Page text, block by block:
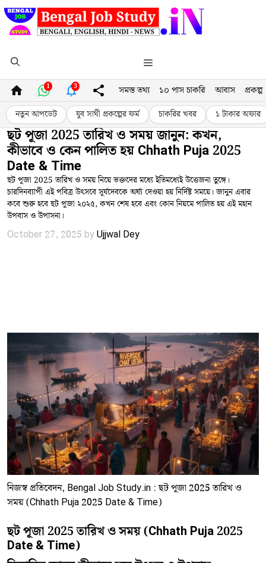
Skip
to
content
Menu
1 3 সমস্ত তথ্য ১০ পাস চাকরি আবাস প্রকল্প
নতুন আপডেট যুব সাথী প্রকল্পের ফর্ম চাকরির খবর ১ টাকার অফার
ছট পূজা 2025 তারিখ ও সময় জানুন: কখন,
কীভাবে ও কেন পালিত হয় Chhath Puja 2025
Date & Time
ছট পূজা 2025 তারিখ ও সময় নিয়ে ভক্তদের মধ্যে ইতিমধ্যেই উত্তেজনা তুঙ্গে।
চারদিনব্যাপী এই পবিত্র উৎসবে সূর্যদেবকে অর্ঘ্য দেওয়া হয় নির্দিষ্ট সময়ে। জানুন এবার
কবে শুরু হবে ছট পূজা ২০২৫, কখন শেষ হবে এবং কোন নিয়মে পালিত হয় এই মহান
উপবাস ও উপাসনা।
October 27, 2025 byUjjwal Dey
নিজস্ব প্রতিবেদন, Bengal Job Study.in : ছট পূজা 2025 তারিখ ও
সময় (Chhath Puja 2025 Date & Time)
ছট পূজা 2025 তারিখ ও সময় (Chhath Puja 2025
Date & Time)